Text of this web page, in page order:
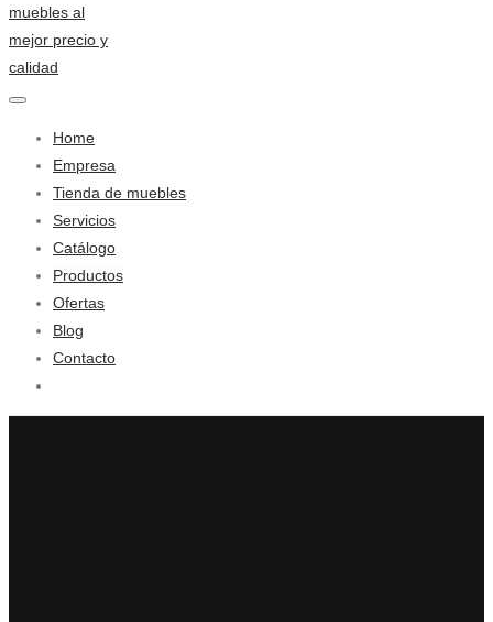
Home
Empresa
Tienda de muebles
Servicios
Catálogo
Productos
Ofertas
Blog
Contacto